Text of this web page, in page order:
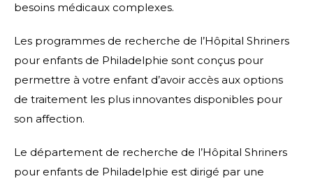
besoins médicaux complexes.
Les programmes de recherche de l’Hôpital Shriners
pour enfants de Philadelphie sont conçus pour
permettre à votre enfant d’avoir accès aux options
de traitement les plus innovantes disponibles pour
son affection.
Le département de recherche de l’Hôpital Shriners
pour enfants de Philadelphie est dirigé par une